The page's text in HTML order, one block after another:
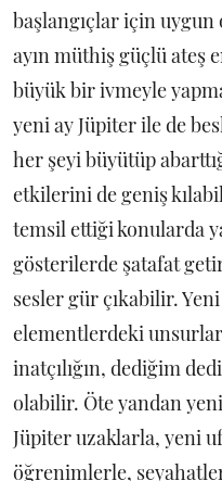
başlangıçlar için
ayın müthiş güçlü ateş
büyük bir ivmeyle
yeni ay Jüpiter ile de
her şeyi büyütüp
etkilerini de geniş
temsil ettiği konularda
gösterilerde şatafat
sesler gür çıkabilir.
elementlerdeki
inatçılığın, dediğim
olabilir. Öte yandan
Jüpiter uzaklarla, yeni
öğrenimlerle,